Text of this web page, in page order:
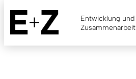
Skip
main
content
Entwicklung und
Zusammenarbeit